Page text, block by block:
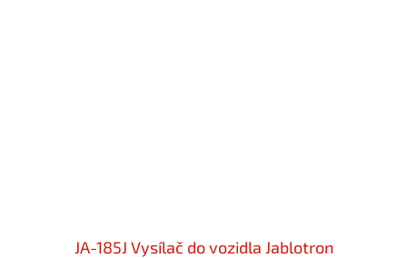
JA-185J Vysílač do vozidla Jablotron